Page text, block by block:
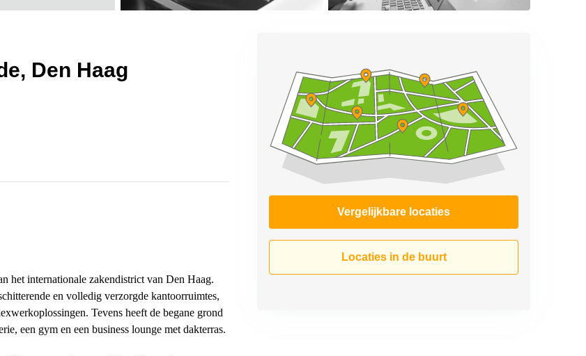
Den Haag
Vergelijkbare locaties
Locaties in de buurt
het internationale zakendistrict van Den Haag.
en volledig verzorgde kantoorruimtes,
Tevens heeft de begane grond
een gym en een business lounge met dakterras.